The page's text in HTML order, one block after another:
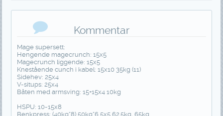
Kommentar
Mage supersett:
Hengende magecrunch: 15x5
Magecrunch liggende: 15x5
Knestående cunch i kabel: 15x10 35kg (11)
Sidehev: 25x4
V-situps: 25x4
Båten med armsving: 15+15x4 10kg
HSPU: 10-15x8
Benkpress: (40kg*8) 50kg*6 5x5 62.5kg, 65kg